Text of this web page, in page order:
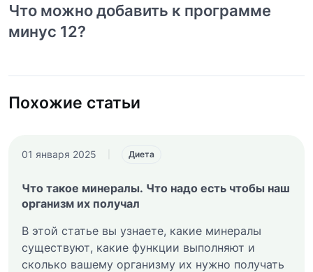
Что можно добавить к программе
минус 12?
Похожие статьи
01 января 2025 Диета
Что такое минералы. Что надо есть чтобы наш
организм их получал
В этой статье вы узнаете, какие минералы
существуют, какие функции выполняют и
сколько вашему организму их нужно получать